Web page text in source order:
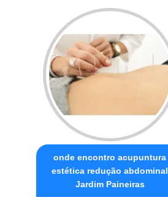
onde encontro acupuntura
estética redução abdominal
Jardim Paineiras